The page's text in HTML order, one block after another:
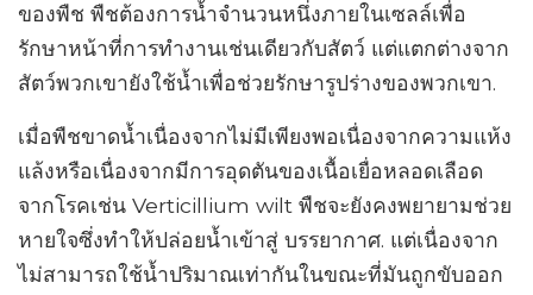
ของพืช พืชต้องการน้ำจำนวนหนึ่งภายในเซลล์เพื่อ
รักษาหน้าที่การทำงานเช่นเดียวกับสัตว์ แต่แตกต่างจาก
สัตว์พวกเขายังใช้น้ำเพื่อช่วยรักษารูปร่างของพวกเขา.
เมื่อพืชขาดน้ำเนื่องจากไม่มีเพียงพอเนื่องจากความแห้ง
แล้งหรือเนื่องจากมีการอุดตันของเนื้อเยื่อหลอดเลือด
จากโรคเช่น Verticillium wilt พืชจะยังคงพยายามช่วย
หายใจซึ่งทำให้ปล่อยน้ำเข้าสู่ บรรยากาศ. แต่เนื่องจาก
ไม่สามารถใช้น้ำปริมาณเท่ากันในขณะที่มันถูกขับออก